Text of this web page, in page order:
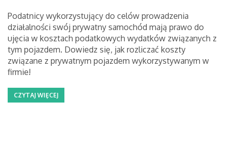
Podatnicy wykorzystujący do celów prowadzenia
działalności swój prywatny samochód mają prawo do
ujęcia w kosztach podatkowych wydatków związanych z
tym pojazdem. Dowiedz się, jak rozliczać koszty
związane z prywatnym pojazdem wykorzystywanym w
firmie!
CZYTAJ WIĘCEJ